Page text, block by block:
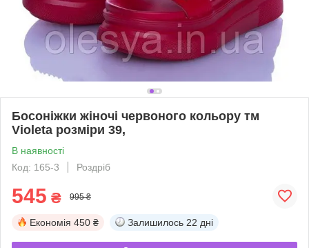
Босоніжки жіночі червоного кольору тм
Violeta розміри 39,
В наявності
Код: 165-3
Роздріб
545 ₴ 995 ₴
Економія 450 ₴ Залишилось 22 дні